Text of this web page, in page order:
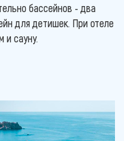
бассейнов - два
для детишек. При отеле
и сауну.